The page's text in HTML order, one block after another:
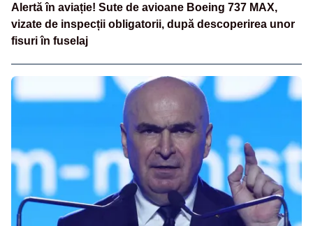
Alertă în aviație! Sute de avioane Boeing 737 MAX,
vizate de inspecții obligatorii, după descoperirea unor
fisuri în fuselaj